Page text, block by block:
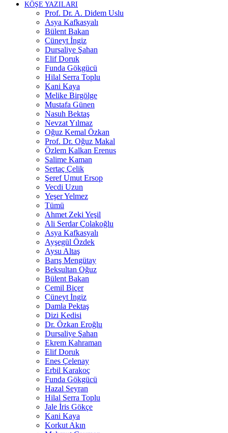
KÖŞE YAZILARI
Prof. Dr. A. Didem Uslu
Asya Kafkasyalı
Bülent Bakan
Cüneyt İngiz
Dursaliye Şahan
Elif Doruk
Funda Gökgücü
Hilal Serra Toplu
Kani Kaya
Melike Birgölge
Mustafa Günen
Nasuh Bektaş
Nevzat Yılmaz
Oğuz Kemal Özkan
Prof. Dr. Oğuz Makal
Özlem Kalkan Erenus
Salime Kaman
Sertaç Çelik
Şeref Umut Ersop
Vecdi Uzun
Yeşer Yelmez
Tümü
Ahmet Zeki Yeşil
Ali Serdar Çolakoğlu
Asya Kafkasyalı
Ayşegül Özdek
Aysu Altaş
Barış Mengütay
Beksultan Oğuz
Bülent Bakan
Cemil Biçer
Cüneyt İngiz
Damla Pektaş
Dizi Kedisi
Dr. Özkan Eroğlu
Dursaliye Şahan
Ekrem Kahraman
Elif Doruk
Enes Çelenay
Erbil Karakoç
Funda Gökgücü
Hazal Seyran
Hilal Serra Toplu
Jale İris Gökçe
Kani Kaya
Korkut Akın